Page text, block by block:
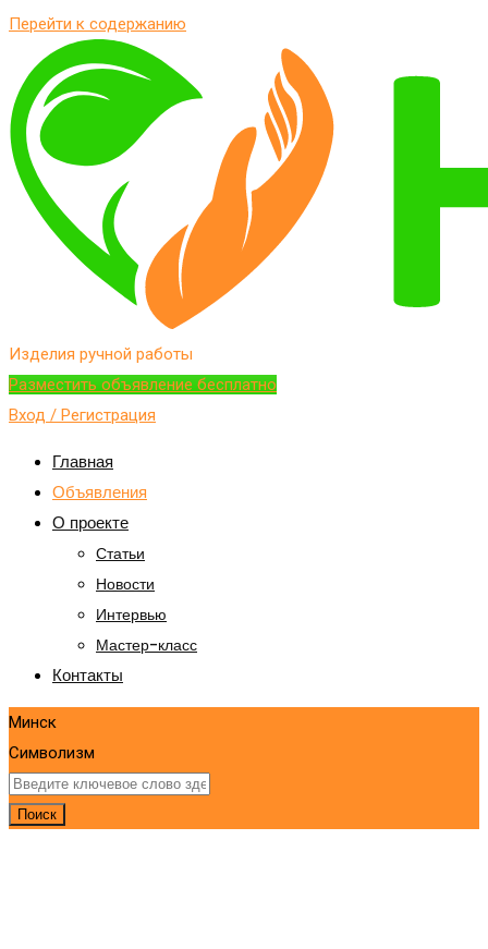
Перейти к содержанию
Изделия ручной работы
Разместить объявление бесплатно
Вход / Регистрация
Главная
Объявления
О проекте
Статьи
Новости
Интервью
Мастер-класс
Контакты
Минск
Символизм
Поиск